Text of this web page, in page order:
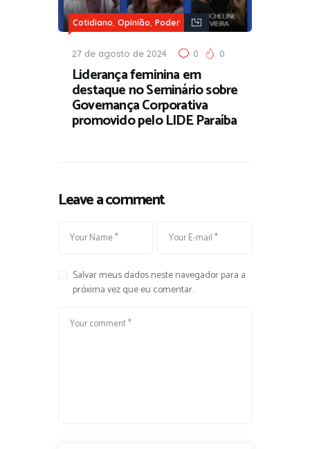
Cotidiano, Opinião, Poder
27 de agosto de 2024 0 0
Liderança feminina em
destaque no Seminário sobre
Governança Corporativa
promovido pelo LIDE Paraíba
Leave a comment
Salvar meus dados neste navegador para a
próxima vez que eu comentar.